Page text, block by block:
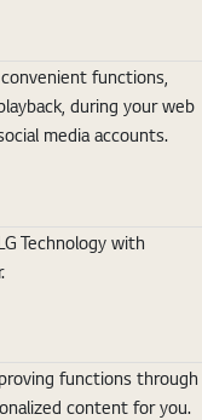
functions,
during your web
media accounts.
Technology with
functions through
content for you.